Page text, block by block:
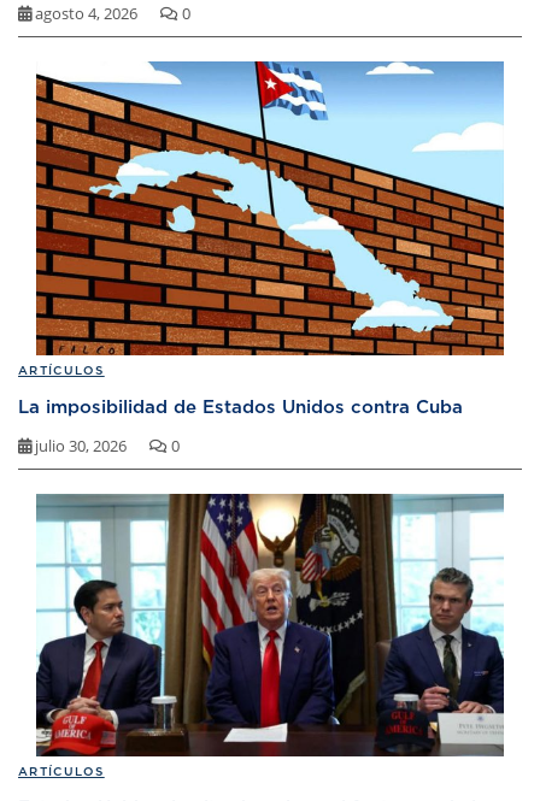
agosto 4, 2026 0
ARTÍCULOS
La imposibilidad de Estados Unidos contra Cuba
julio 30, 2026 0
ARTÍCULOS